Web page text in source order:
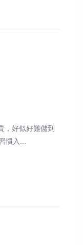
，好似好難儲到
慣入...